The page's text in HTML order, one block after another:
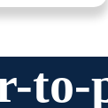
to-